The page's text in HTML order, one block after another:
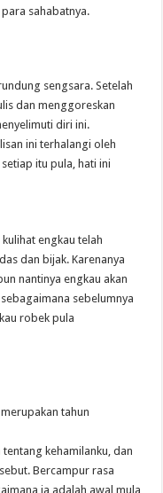
sahabatnya.
sengsara. Setelah
dan menggoreskan
diri ini.
ini terhalangi oleh
itu pula, hati ini
engkau telah
dan bijak. Karenanya
nantinya engkau akan
sebelumnya
robek pula
tahun
kehamilanku, dan
Bercampur rasa
ia adalah awal mula